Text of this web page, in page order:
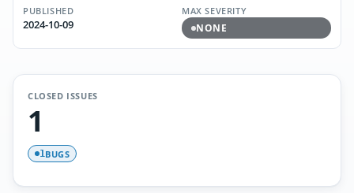
PUBLISHED
2024-10-09
MAX SEVERITY
NONE
CLOSED ISSUES
1
1BUGS